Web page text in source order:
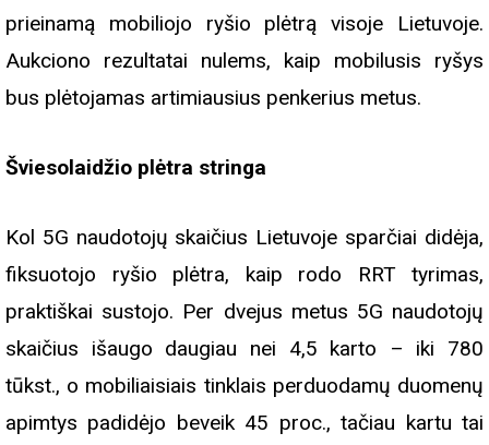
prieinamą mobiliojo ryšio plėtrą visoje Lietuvoje.
Aukciono rezultatai nulems, kaip mobilusis ryšys
bus plėtojamas artimiausius penkerius metus.
Šviesolaidžio plėtra stringa
Kol 5G naudotojų skaičius Lietuvoje sparčiai didėja,
fiksuotojo ryšio plėtra, kaip rodo RRT tyrimas,
praktiškai sustojo. Per dvejus metus 5G naudotojų
skaičius išaugo daugiau nei 4,5 karto – iki 780
tūkst., o mobiliaisiais tinklais perduodamų duomenų
apimtys padidėjo beveik 45 proc., tačiau kartu tai